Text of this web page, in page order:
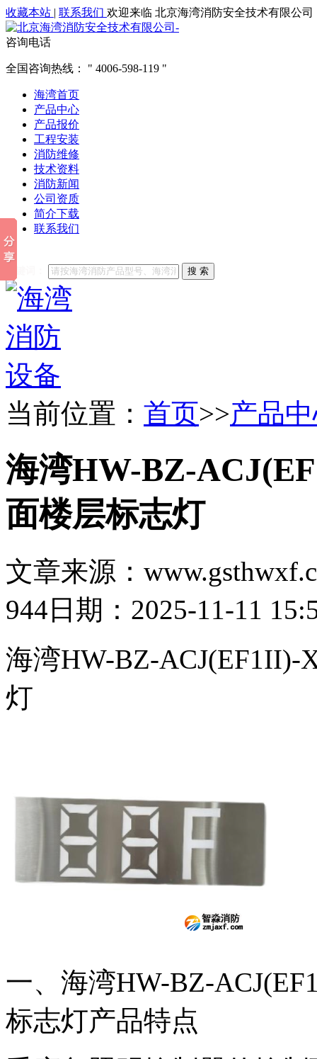
收藏本站 | 联系我们 欢迎来临 北京海湾消防安全技术有限公司
咨询电话
全国咨询热线： 4006-598-119
海湾首页
产品中心
产品报价
工程安装
消防维修
技术资料
消防新闻
公司资质
简介下载
联系我们
他们都在搜索:
搜 索
当前位置： 首页>>产品
海湾HW-BZ-
面楼层标志灯
文章来源：
944 日期：2025-11-11
海湾HW-BZ-ACJ(EF1II)-
灯
一、海湾HW-BZ-
标志灯产品特点